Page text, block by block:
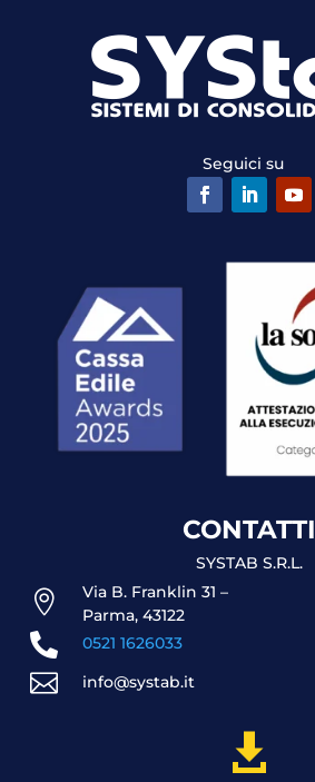
Seguici su
CONTATTI
SYSTAB S.R.L.

Via B. Franklin 31 –
Parma, 43122
 0521 1626033
 info@systab.it
